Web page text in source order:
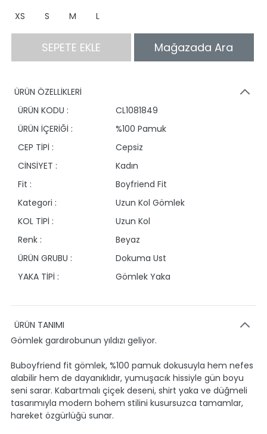
XS
S M L
SEPETE EKLE Mağazada Ara
ÜRÜN ÖZELLİKLERİ
ÜRÜN KODU :
CL1081849
ÜRÜN İÇERİĞİ :
%100 Pamuk
CEP TİPİ :
Cepsiz
CİNSİYET :
Kadın
Fit :
Boyfriend Fit
Kategori :
Uzun Kol Gömlek
KOL TİPİ :
Uzun Kol
Renk :
Beyaz
ÜRÜN GRUBU :
Dokuma Ust
YAKA TİPİ :
Gömlek Yaka
ÜRÜN TANIMI
Gömlek gardırobunun yıldızı geliyor.
Buboyfriend fit gömlek, %100 pamuk dokusuyla hem nefes
alabilir hem de dayanıklıdır, yumuşacık hissiyle gün boyu
seni sarar. Kabartmalı çiçek deseni, shirt yaka ve düğmeli
tasarımıyla modern bohem stilini kusursuzca tamamlar,
hareket özgürlüğü sunar.